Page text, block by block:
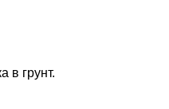
в грунт.